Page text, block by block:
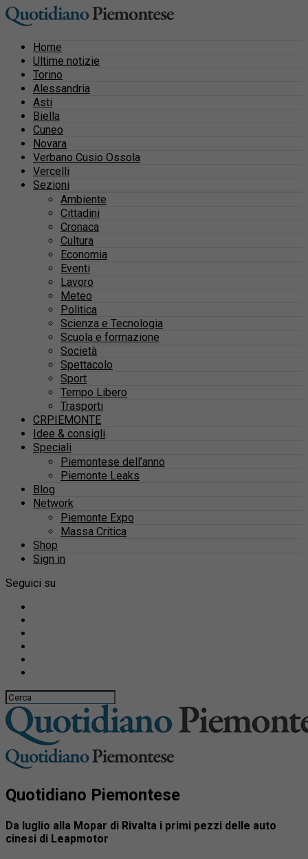
Home
Ultime notizie
Torino
Alessandria
Asti
Biella
Cuneo
Novara
Verbano Cusio Ossola
Vercelli
Sezioni
Ambiente
Cittadini
Cronaca
Cultura
Economia
Eventi
Lavoro
Meteo
Politica
Scienza e Tecnologia
Scuola e formazione
Società
Spettacolo
Sport
Tempo Libero
Trasporti
CRPIEMONTE
Idee & consigli
Speciali
Piemontese dell’anno
Piemonte Leaks
Blog
Network
Piemonte Expo
Massa Critica
Shop
Sign in
Seguici su
Quotidiano Piemontese
Da luglio alla Mopar di Rivalta i primi pezzi delle auto
cinesi di Leapmotor